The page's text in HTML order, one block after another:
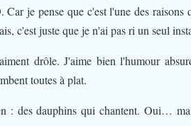
je pense que c'est l'une des raisons
c'est juste que je n'ai pas ri un seul
drôle. J'aime bien l'humour
toutes à plat.
: des dauphins qui chantent. Oui…